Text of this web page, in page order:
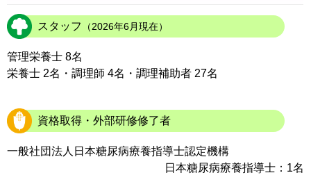
スタッフ （2026年6月現在）
管理栄養士 8名
栄養士 2名・調理師 4名・調理補助者 27名
資格取得・外部研修修了者
一般社団法人日本糖尿病療養指導士認定機構
日本糖尿病療養指導士：1名